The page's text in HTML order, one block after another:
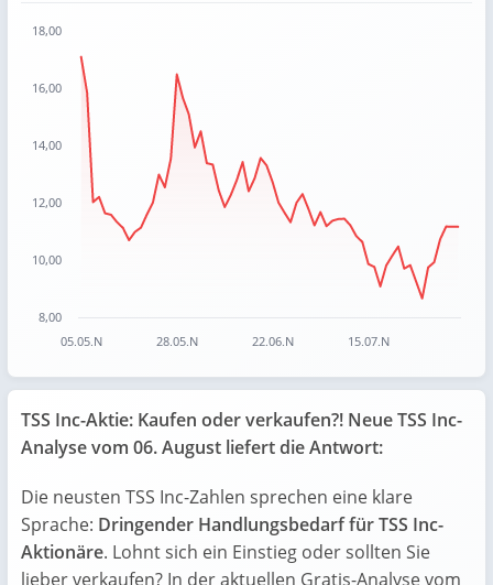
Chart
Chart with 64 data points.
The chart has 1 X axis displaying categories.
The chart has 1 Y axis displaying values. Data ranges from
05.05.N 28.05.N 22.06.N 15.07.N
8,00
10,00
12,00
14,00
16,00
18,00
TSS Inc-Aktie: Kaufen oder verkaufen?! Neue TSS Inc-
Analyse vom 06. August liefert die Antwort:
Die neusten TSS Inc-Zahlen sprechen eine klare
Sprache: Dringender Handlungsbedarf für TSS Inc-
Aktionäre. Lohnt sich ein Einstieg oder sollten Sie
lieber verkaufen? In der aktuellen Gratis-Analyse vom